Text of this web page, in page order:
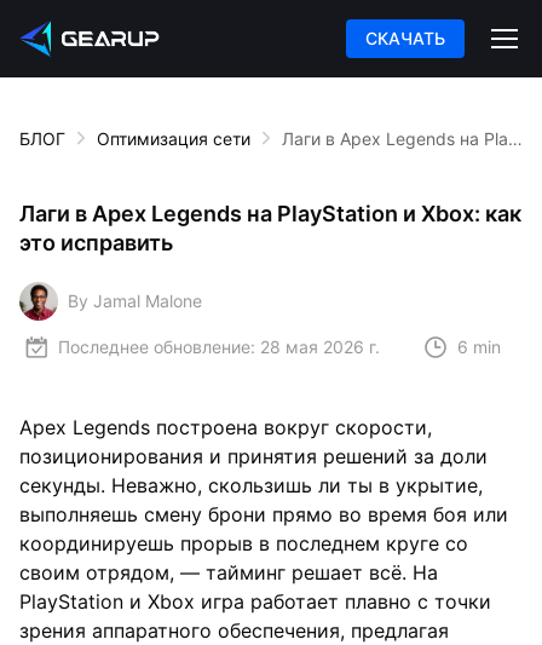
СКАЧАТЬ
БЛОГ Оптимизация сети Лаги в Apex Legends на PlayStation и Xbox: как это исправить
Лаги в Apex Legends на PlayStation и Xbox: как
это исправить
By Jamal Malone
Последнее обновление: 28 мая 2026 г. 6 min
Apex Legends построена вокруг скорости,
позиционирования и принятия решений за доли
секунды. Неважно, скользишь ли ты в укрытие,
выполняешь смену брони прямо во время боя или
координируешь прорыв в последнем круге со
своим отрядом, — тайминг решает всё. На
PlayStation и Xbox игра работает плавно с точки
зрения аппаратного обеспечения, предлагая